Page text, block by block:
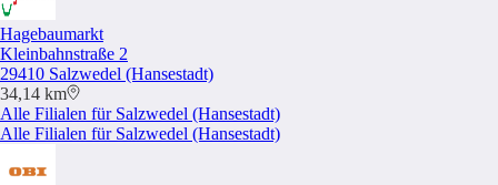
Hagebaumarkt
Kleinbahnstraße 2
29410 Salzwedel (Hansestadt)
34,14 km
Alle Filialen für Salzwedel (Hansestadt)
Alle Filialen für Salzwedel (Hansestadt)